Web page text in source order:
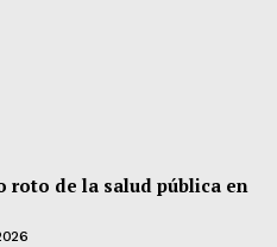
roto de la salud pública en